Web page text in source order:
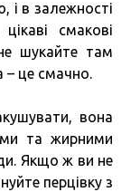
і в залежності
смакові
шукайте там
– це смачно.
вона
та жирними
Якщо ж ви не
перцівку з